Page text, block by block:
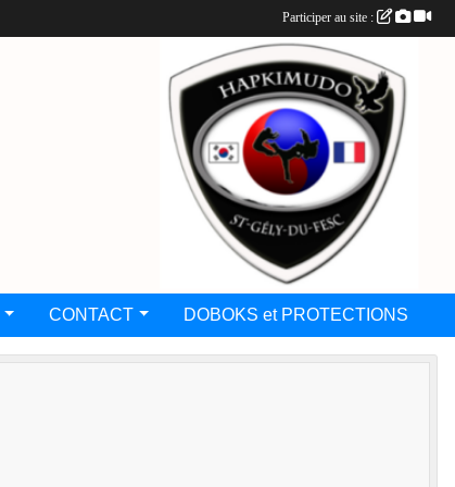
CONTACT DOBOKS et PROTECTIONS
Participer au site :